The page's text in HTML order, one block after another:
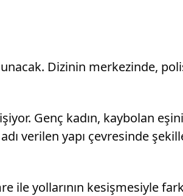
Dizinin merkezinde,
Genç kadın, kaybolan
verilen yapı çevresinde
ile yollarının kesişmesiyle